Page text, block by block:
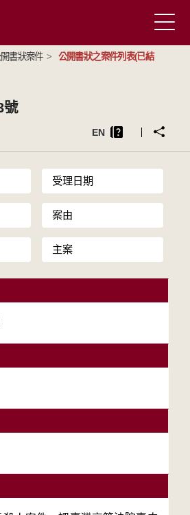
書狀案件 >
公開書狀之案件列表(已結
號
EN
受理日期
案由
主案